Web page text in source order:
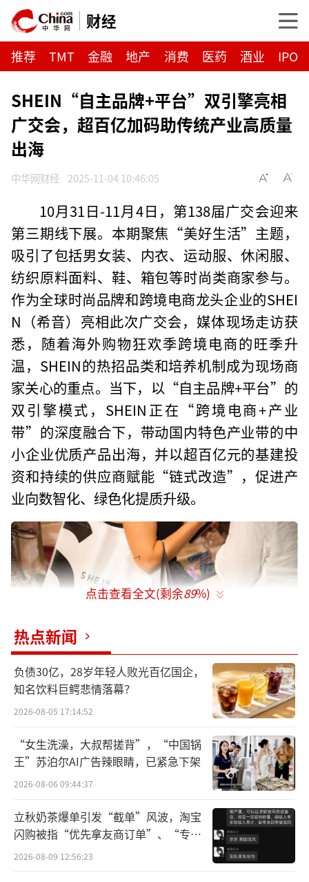
财经
推荐 TMT 金融 地产 消费 医药 酒业 IPO
SHEIN“自主品牌+平台”双引擎亮相
广交会，超百亿加码助传统产业高质量
出海
中华网财经 2025-11-04 10:46:05
10月31日-11月4日，第138届广交会迎来
第三期线下展。本期聚焦“美好生活”主题，
吸引了包括男女装、内衣、运动服、休闲服、
纺织原料面料、鞋、箱包等时尚类商家参与。
作为全球时尚品牌和跨境电商龙头企业的SHEI
N（希音）亮相此次广交会，媒体现场走访获
悉，随着海外购物狂欢季跨境电商的旺季升
温，SHEIN的热招品类和培养机制成为现场商
家关心的重点。当下，以“自主品牌+平台”的
双引擎模式，SHEIN正在“跨境电商+产业
带”的深度融合下，带动国内特色产业带的中
小企业优质产品出海，并以超百亿元的基建投
资和持续的供应商赋能“链式改造”，促进产
业向数智化、绿色化提质升级。
“跨境电商+产业带”融合促传统产业提质
升级
近期发布的“十五五”规划建议提出，支
持跨境电商等新业态新模式发展，以及优化提
升传统产业，巩固提升纺织等重点产业在全球
产业分工中的地位和竞争力，推动技术改造升
点击查看全文(剩余89%)
热点新闻
负债30亿，28岁年轻人败光百亿国企，
知名饮料巨鳄悲情落幕？
2026-08-05 17:14:52
“女生洗澡，大叔帮搓背”，“中国锅
王”苏泊尔AI广告辣眼睛，已紧急下架
2026-08-06 09:44:37
立秋奶茶爆单引发“截单”风波，淘宝
闪购被指“优先拿友商订单”、“专挑
贵的拿”
2026-08-09 12:56:23